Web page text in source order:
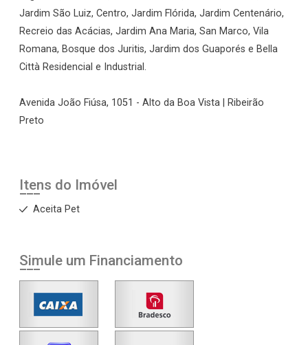
Jardim São Luiz, Centro, Jardim Flórida, Jardim Centenário,
Recreio das Acácias, Jardim Ana Maria, San Marco, Vila
Romana, Bosque dos Juritis, Jardim dos Guaporés e Bella
Città Residencial e Industrial.
Avenida João Fiúsa, 1051 - Alto da Boa Vista | Ribeirão
Preto
Itens do Imóvel
Aceita Pet
Simule um Financiamento